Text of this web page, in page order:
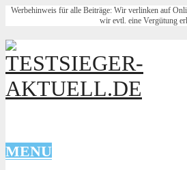
Werbehinweis für alle Beiträge: Wir verlinken auf
wir evtl. eine Vergütung
MENU